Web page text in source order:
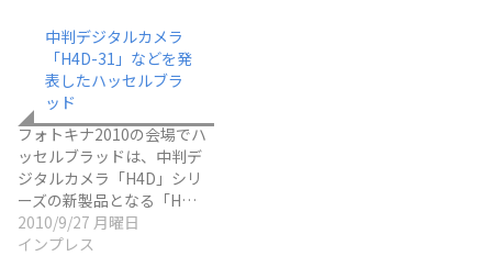
中判デジタルカメラ
「H4D-31」などを発
表したハッセルブラ
ッド
フォトキナ2010の会場でハ
ッセルブラッドは、中判デ
ジタルカメラ「H4D」シリ
ーズの新製品となる「H…
2010/9/27 月曜日
インプレス